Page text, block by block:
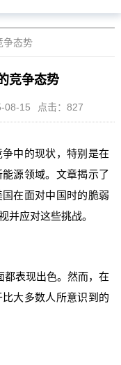
争态势
竞争态势
08-15 点击：827
中的现状，特别是在
源领域。文章揭示了
在面对中国时的脆弱
并应对这些挑战。
表现出色。然而，在
大多数人所意识到的